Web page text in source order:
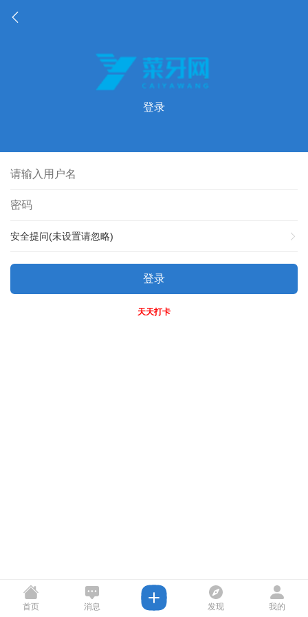
登录
安全提问(未设置请忽略)
登录
天天打卡
首页 消息 发现 我的